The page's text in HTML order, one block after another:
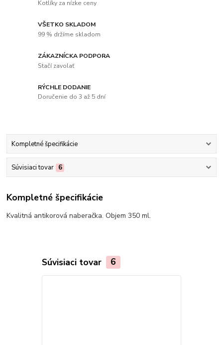
Kotlíky za nízke ceny
VŠETKO SKLADOM
99 % držíme skladom
ZÁKAZNÍCKA PODPORA
Stačí zavolať
RÝCHLE DODANIE
Doručenie do 3 až 5 dní
Kompletné špecifikácie
Súvisiaci tovar 6
Kompletné špecifikácie
Kvalitná antikorová naberačka. Objem 350 ml.
Súvisiaci tovar 6